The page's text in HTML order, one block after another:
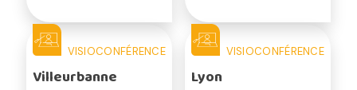
VISIOCONFÉRENCE
Villeurbanne
VISIOCONFÉRENCE
Lyon